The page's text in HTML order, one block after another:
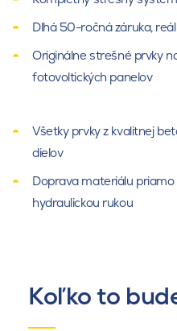
Hydroizolačná fólia DELTA
FOXX
Tesniaca páska Delta Flex -
Dlhá 50-ročná záruka,
Originálne strešné prvky
fotovoltických panelov
Všetky prvky z kvalitnej
dielov
Doprava materiálu
hydraulickou rukou
Koľko to